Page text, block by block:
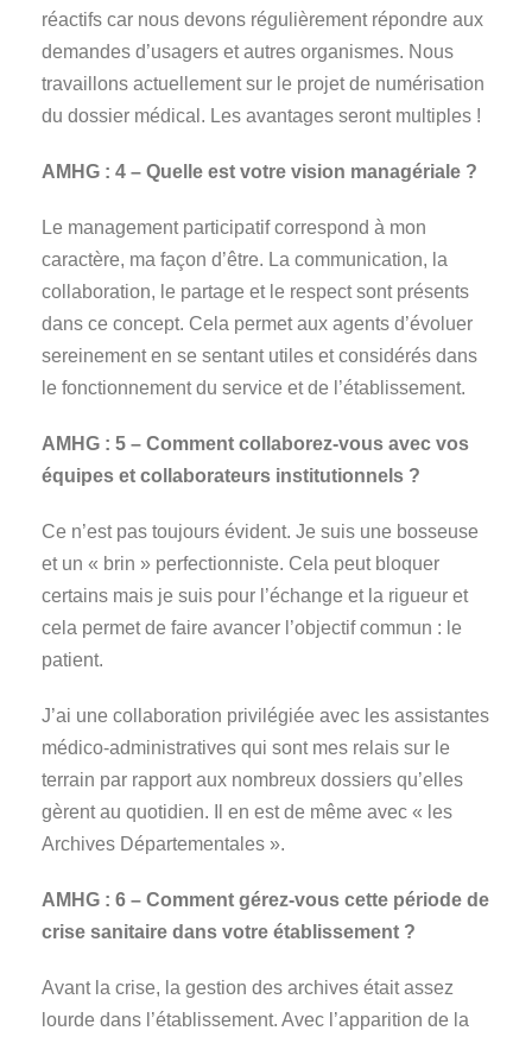
réactifs car nous devons régulièrement répondre aux
demandes d’usagers et autres organismes. Nous
travaillons actuellement sur le projet de numérisation
du dossier médical. Les avantages seront multiples !
AMHG : 4 – Quelle est votre vision managériale ?
Le management participatif correspond à mon
caractère, ma façon d’être. La communication, la
collaboration, le partage et le respect sont présents
dans ce concept. Cela permet aux agents d’évoluer
sereinement en se sentant utiles et considérés dans
le fonctionnement du service et de l’établissement.
AMHG : 5 – Comment collaborez-vous avec vos
équipes et collaborateurs institutionnels ?
Ce n’est pas toujours évident. Je suis une bosseuse
et un « brin » perfectionniste. Cela peut bloquer
certains mais je suis pour l’échange et la rigueur et
cela permet de faire avancer l’objectif commun : le
patient.
J’ai une collaboration privilégiée avec les assistantes
médico-administratives qui sont mes relais sur le
terrain par rapport aux nombreux dossiers qu’elles
gèrent au quotidien. Il en est de même avec « les
Archives Départementales ».
AMHG : 6 – Comment gérez-vous cette période de
crise sanitaire dans votre établissement ?
Avant la crise, la gestion des archives était assez
lourde dans l’établissement. Avec l’apparition de la